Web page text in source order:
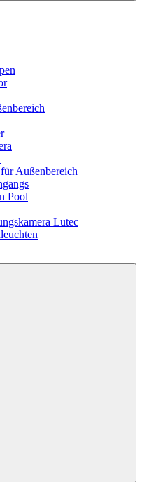
Außenbereich
Pool
Lutec